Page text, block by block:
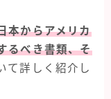
本からアメリカ
るべき書類、そ
て詳しく紹介し